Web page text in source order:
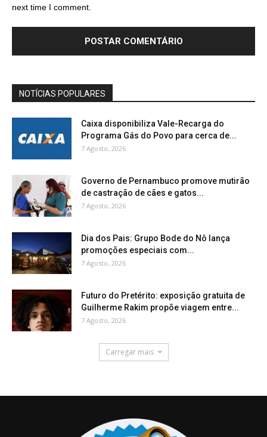
next time I comment.
NOTÍCIAS POPULARES
Caixa disponibiliza Vale-Recarga do
Programa Gás do Povo para cerca de...
7 Agosto, 2026
Governo de Pernambuco promove mutirão
de castração de cães e gatos...
7 Agosto, 2026
Dia dos Pais: Grupo Bode do Nô lança
promoções especiais com...
7 Agosto, 2026
Futuro do Pretérito: exposição gratuita de
Guilherme Rakim propõe viagem entre...
7 Agosto, 2026
Carregar mais